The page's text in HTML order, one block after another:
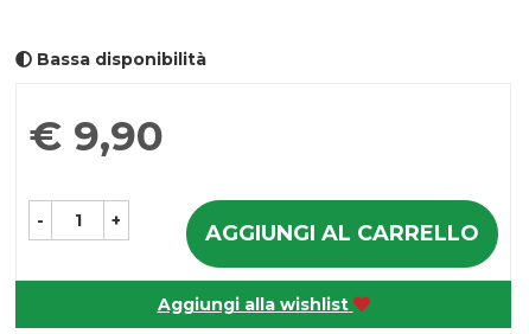
Bassa disponibilità
Prezzo
€ 9,90
- + AGGIUNGI AL CARRELLO
Aggiungi alla wishlist